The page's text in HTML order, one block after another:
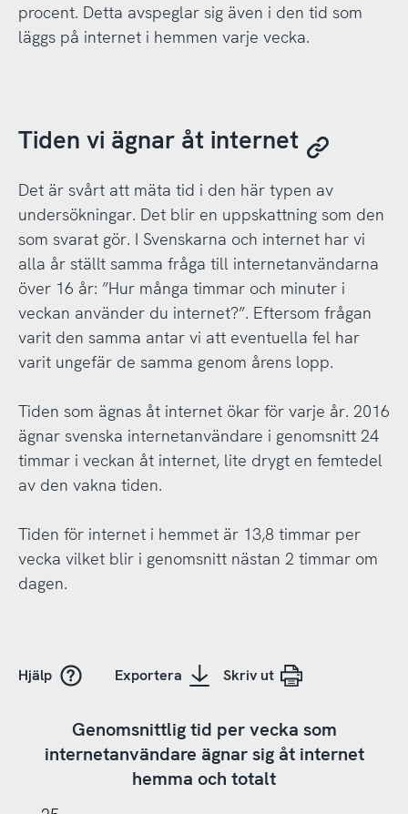
procent. Detta avspeglar sig även i den tid som
läggs på internet i hemmen varje vecka.
Tiden vi ägnar åt internet
Det är svårt att mäta tid i den här typen av
undersökningar. Det blir en uppskattning som den
som svarat gör. I Svenskarna och internet har vi
alla år ställt samma fråga till internetanvändarna
över 16 år: ”Hur många timmar och minuter i
veckan använder du internet?”. Eftersom frågan
varit den samma antar vi att eventuella fel har
varit ungefär de samma genom årens lopp.
Tiden som ägnas åt internet ökar för varje år. 2016
ägnar svenska internetanvändare i genomsnitt 24
timmar i veckan åt internet, lite drygt en femtedel
av den vakna tiden.
Tiden för internet i hemmet är 13,8 timmar per
vecka vilket blir i genomsnitt nästan 2 timmar om
dagen.
Hjälp Exportera Skriv ut
Genomsnittlig tid per vecka som
internetanvändare ägnar sig åt internet
hemma och totalt